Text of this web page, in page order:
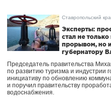
Ставропольский
Эксперты:
стал не
прорывом, но
губернатору
Председатель правительства
по развитию туризма и индустрии
инициативу по обновлению
и поручил правительству
водоснабжения.